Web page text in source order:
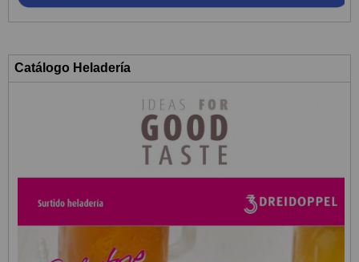
Catálogo Heladería